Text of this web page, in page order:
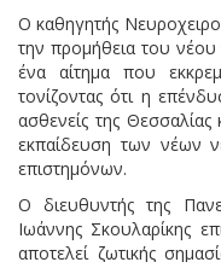
Ο καθηγητής
την προμήθεια του
ένα αίτημα που
τονίζοντας ότι η
ασθενείς της Θεσσαλίας
εκπαίδευση των νέων
επιστημόνων.
Ο διευθυντής της
Ιωάννης Σκουλαρίκης
αποτελεί ζωτικής